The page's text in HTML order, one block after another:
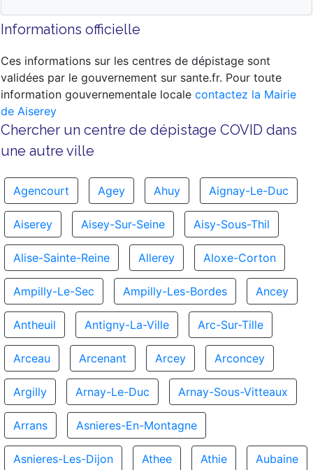
Informations officielle
Ces informations sur les centres de dépistage sont
validées par le gouvernement sur sante.fr. Pour toute
information gouvernementale locale contactez la Mairie
de Aiserey
Chercher un centre de dépistage COVID dans
une autre ville
Agencourt Agey Ahuy Aignay-Le-Duc
Aiserey Aisey-Sur-Seine Aisy-Sous-Thil
Alise-Sainte-Reine Allerey Aloxe-Corton
Ampilly-Le-Sec Ampilly-Les-Bordes Ancey
Antheuil Antigny-La-Ville Arc-Sur-Tille
Arceau Arcenant Arcey Arconcey
Argilly Arnay-Le-Duc Arnay-Sous-Vitteaux
Arrans Asnieres-En-Montagne
Asnieres-Les-Dijon Athee Athie Aubaine